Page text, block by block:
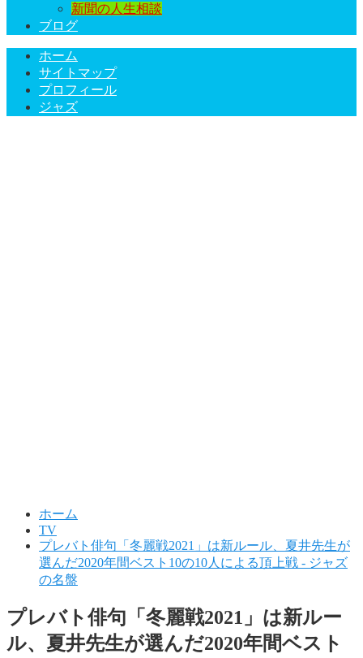
新聞の人生相談
ブログ
ホーム
サイトマップ
プロフィール
ジャズ
ホーム
TV
プレバト俳句「冬麗戦2021」は新ルール、夏井先生が
選んだ2020年間ベスト10の10人による頂上戦 - ジャズ
の名盤
プレバト俳句「冬麗戦2021」は新ルー
ル、夏井先生が選んだ2020年間ベスト